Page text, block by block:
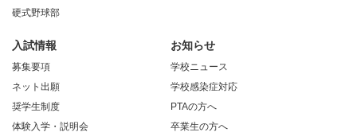
硬式野球部
入試情報
募集要項
ネット出願
奨学生制度
体験入学・説明会
お知らせ
学校ニュース
学校感染症対応
PTAの方へ
卒業生の方へ